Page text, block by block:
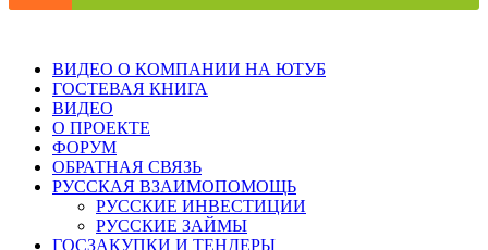
ВИДЕО О КОМПАНИИ НА ЮТУБ
ГОСТЕВАЯ КНИГА
ВИДЕО
О ПРОЕКТЕ
ФОРУМ
ОБРАТНАЯ СВЯЗЬ
РУССКАЯ ВЗАИМОПОМОЩЬ
РУССКИЕ ИНВЕСТИЦИИ
РУССКИЕ ЗАЙМЫ
ГОСЗАКУПКИ И ТЕНДЕРЫ